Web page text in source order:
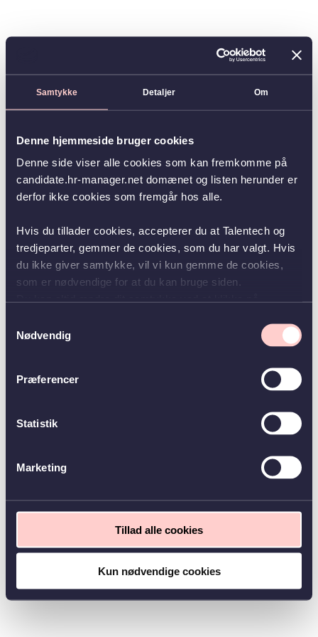
Samtykke Detaljer Om
Denne hjemmeside bruger cookies
Denne side viser alle cookies som kan fremkomme på
candidate.hr-manager.net domænet og listen herunder er
derfor ikke cookies som fremgår hos alle.
Hvis du tillader cookies, accepterer du at Talentech og
tredjeparter, gemmer de cookies, som du har valgt. Hvis
du ikke giver samtykke, vil vi kun gemme de cookies,
som er nødvendige for at du kan bruge siden.
Nødvendig
Præferencer
Statistik
Marketing
Tillad alle cookies
Kun nødvendige cookies